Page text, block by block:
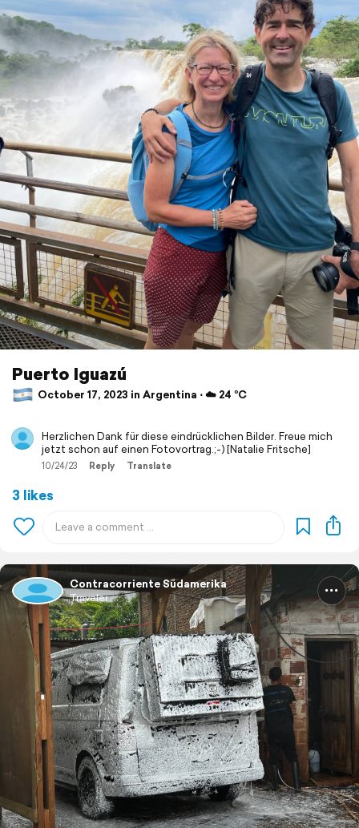
Puerto Iguazú
October 17, 2023 in Argentina ⋅ ☁️ 24 °C
Herzlichen Dank für diese eindrücklichen Bilder. Freue mich
jetzt schon auf einen Fotovortrag.;-) [Natalie Fritsche]
10/24/23 Reply Translate
3 likes
Contracorriente Südamerika
Traveler